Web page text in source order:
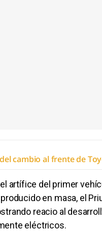
cambio al frente de
artífice del primer
en masa, el
reacio al
eléctricos.